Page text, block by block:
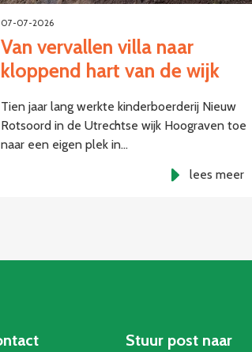
07-07-2026
Van vervallen villa naar
kloppend hart van de wijk
Tien jaar lang werkte kinderboerderij Nieuw
Rotsoord in de Utrechtse wijk Hoograven toe
naar een eigen plek in…
lees meer
Stuur post naar